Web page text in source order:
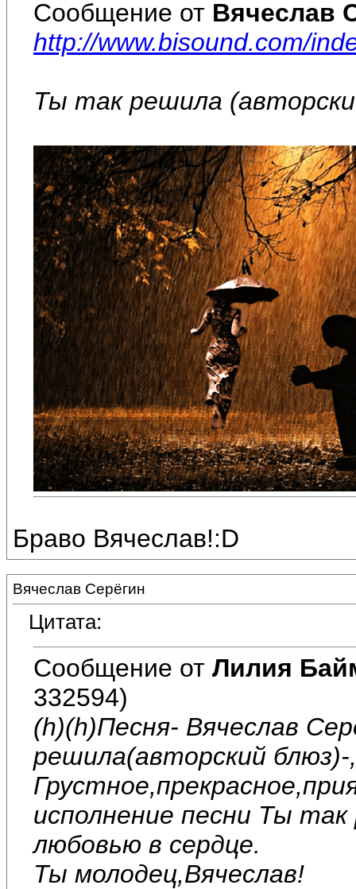
Сообщение от Вячеслав
http://www.bisound.com/
Ты так решила
Браво Вячеслав!:D
Вячеслав Серёгин
Цитата:
Сообщение от Лилия
332594)
(h)(h)Песня- Вячеслав
решила(авторский блюз)-
исполнение песни Ты
любовью в сердце.
Ты молодец,Вячеслав!